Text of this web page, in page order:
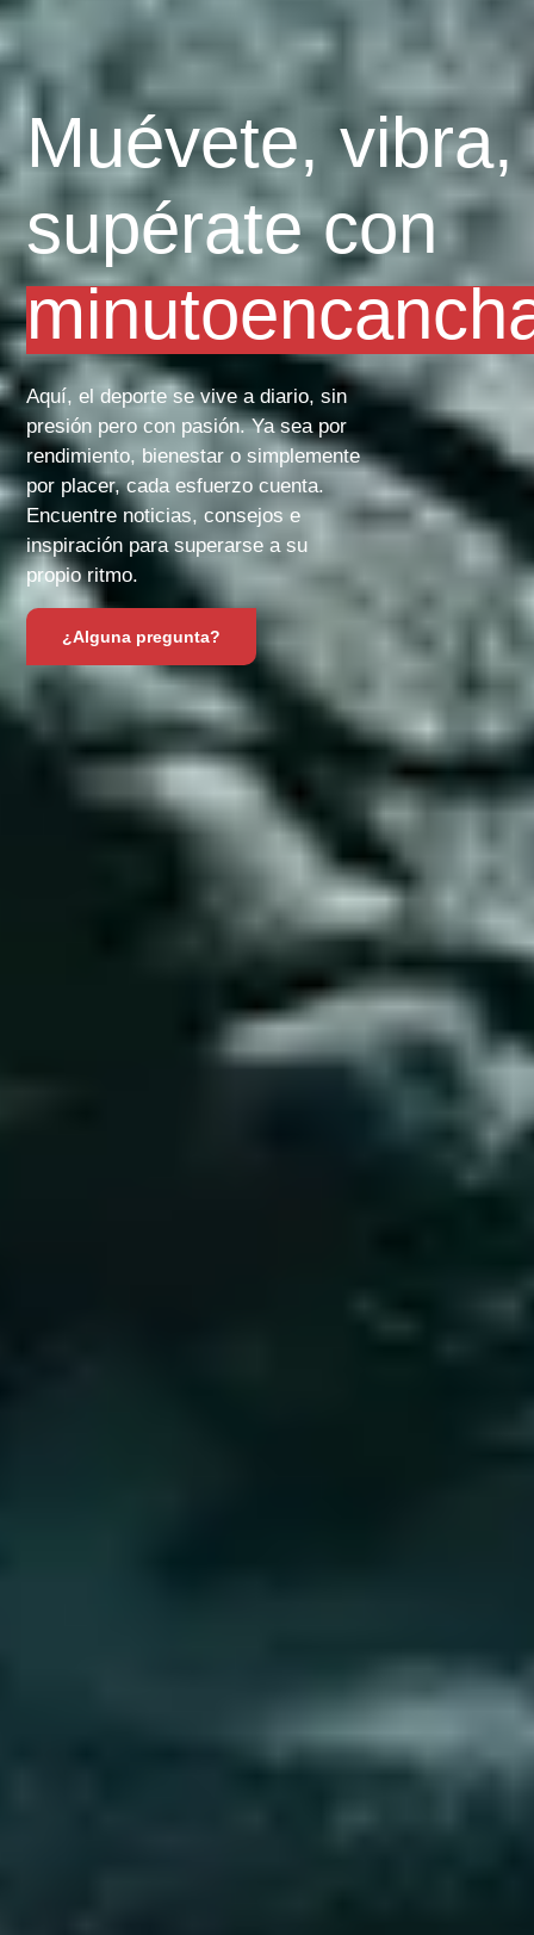
Muévete, vibra,
supérate con
Aquí, el deporte se vive a diario, sin
presión pero con pasión. Ya sea por
rendimiento, bienestar o simplemente
por placer, cada esfuerzo cuenta.
Encuentre noticias, consejos e
inspiración para superarse a su
propio ritmo.
¿Alguna pregunta?